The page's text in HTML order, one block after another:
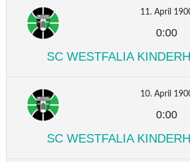
11. April
0:00
SC WESTFALIA
10. April
0:00
SC WESTFALIA